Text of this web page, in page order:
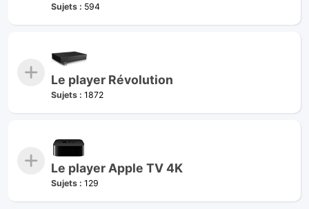
Sujets : 594
Le player Révolution
Sujets : 1872
Le player Apple TV 4K
Sujets : 129